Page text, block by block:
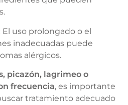
El uso prolongado o el
inadecuadas puede
alérgicos.
picazón, lagrimeo o
frecuencia, es importante
tratamiento adecuado